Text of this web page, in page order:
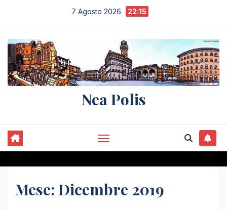
contenuto
7 Agosto 2026 22:15
Nea Polis
Mese: Dicembre 2019